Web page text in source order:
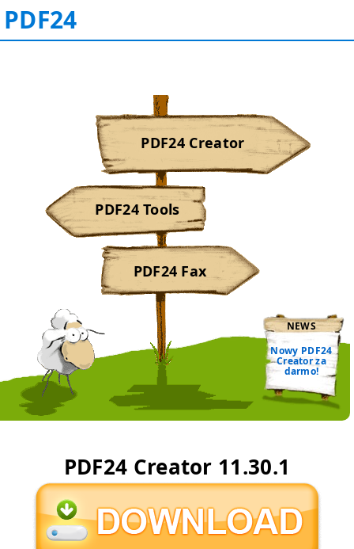
PDF24
PDF24 Creator
PDF24 Tools
PDF24 Fax
NEWS
Nowy PDF24
Creator za
darmo!
PDF24 Creator 11.30.1